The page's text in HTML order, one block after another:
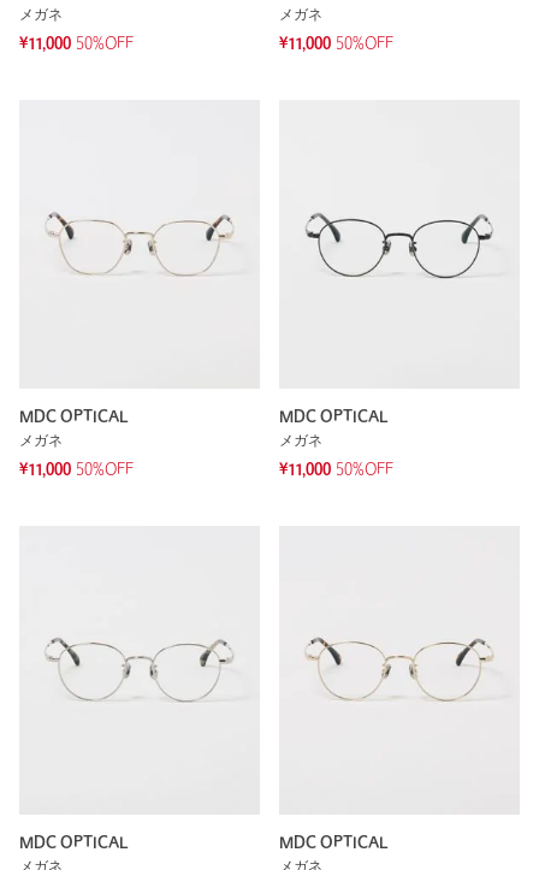
メガネ
¥11,000 50%OFF
メガネ
¥11,000 50%OFF
MDC OPTICAL
メガネ
¥11,000 50%OFF
MDC OPTICAL
メガネ
¥11,000 50%OFF
MDC OPTICAL
MDC OPTICAL